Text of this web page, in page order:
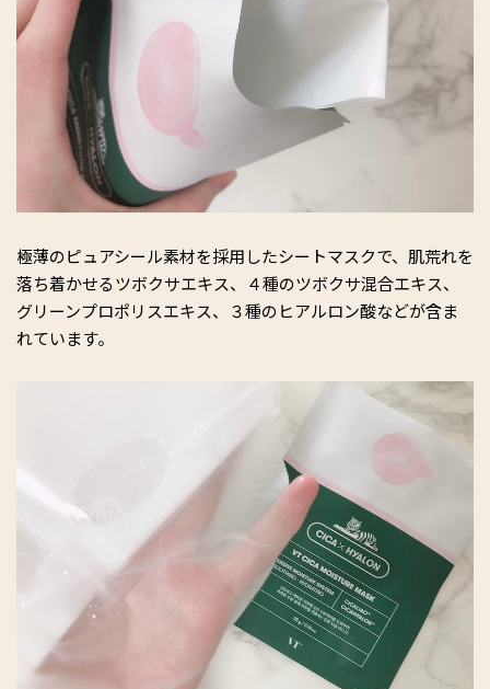
極薄のピュアシール素材を採用したシートマスクで、肌荒れを
落ち着かせるツボクサエキス、４種のツボクサ混合エキス、
グリーンプロポリスエキス、３種のヒアルロン酸などが含ま
れています。